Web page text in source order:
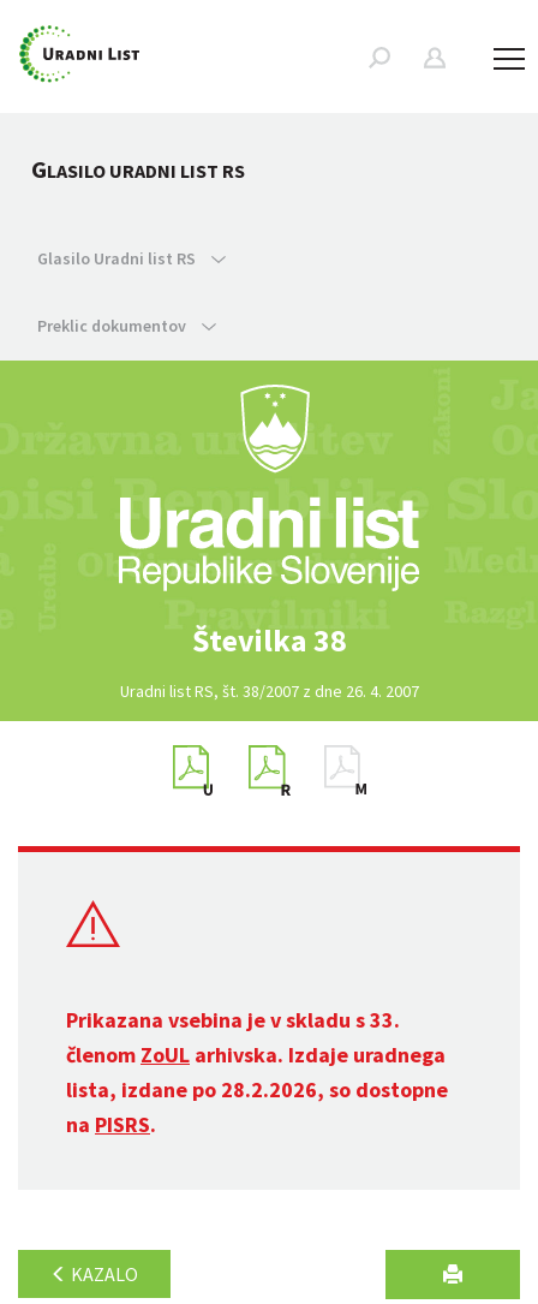
GLASILO URADNI LIST RS
Glasilo Uradni list RS
Preklic dokumentov
Številka 38
Uradni list RS, št. 38/2007 z dne 26. 4. 2007
Prikazana vsebina je v skladu s 33.
členom ZoUL arhivska. Izdaje uradnega
lista, izdane po 28.2.2026, so dostopne
na PISRS.
KAZALO